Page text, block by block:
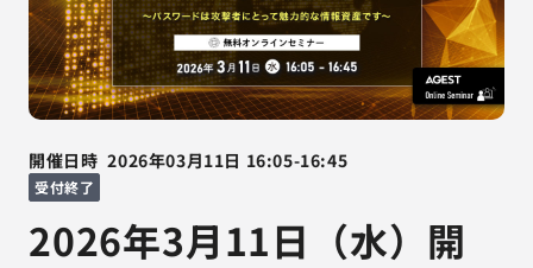
開催日時 2026年03月11日 16:05-16:45
受付終了
2026年3月11日（水）開